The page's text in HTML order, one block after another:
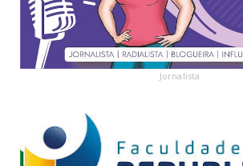
Jornalista